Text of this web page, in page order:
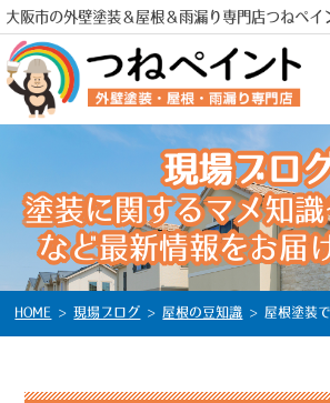
大阪市の外壁塗装＆屋根＆雨漏り専門店つねペイ
現場ブロ
塗装に関するマメ知
など最新情報をお届
HOME >現場ブログ >屋根の豆知識 >屋根塗装でローラーが